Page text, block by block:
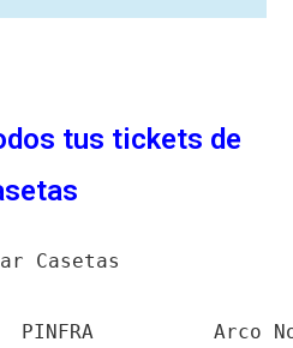
tus tickets de
Casetas
PINFRA Arco